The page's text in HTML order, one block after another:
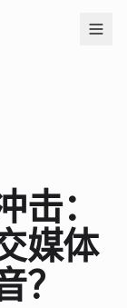
：
媒体
？